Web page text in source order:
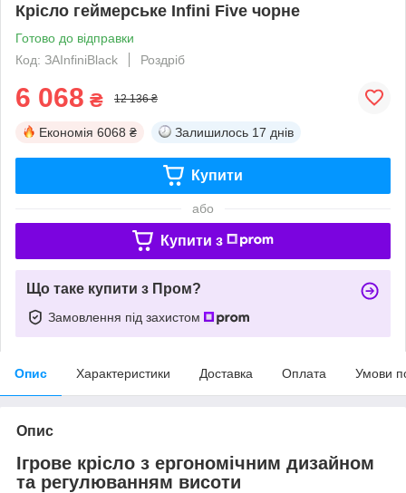
Крісло геймерське Infini Five чорне
Готово до відправки
Код: ЗАInfiniBlack
Роздріб
6 068 ₴ 12 136 ₴
Економія 6068 ₴ Залишилось 17 днів
Купити
або
Купити з
Що таке купити з Пром?
Замовлення під захистом
Опис Характеристики Доставка Оплата Умови
Опис
Ігрове крісло з ергономічним дизайном
та регулюванням висоти